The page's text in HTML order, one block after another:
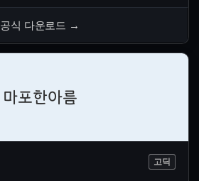
공식 다운로드 →
마포한아름
고딕